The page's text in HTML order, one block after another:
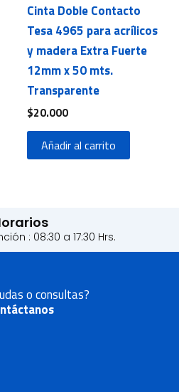
Cinta Doble Contacto
Tesa 4965 para acrílicos
y madera Extra Fuerte
12mm x 50 mts.
Transparente
$20.000
Añadir al carrito
: 08:30 a 17:30 Hrs.
o consultas?